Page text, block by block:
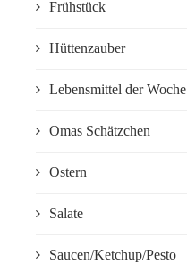
Frühstück
Hüttenzauber
Lebensmittel der Woche
Omas Schätzchen
Ostern
Salate
Saucen/Ketchup/Pesto